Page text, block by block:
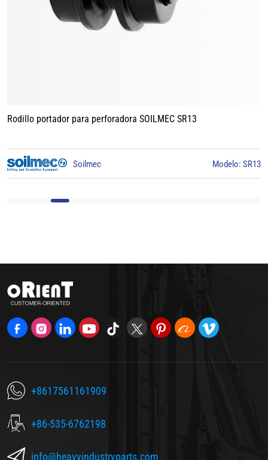
Rodillo portador para perforadora BAUER BG15
BAUER Modelo: BG15
+8617561161909
+86-535-6762198
info@heavyindustryparts.com